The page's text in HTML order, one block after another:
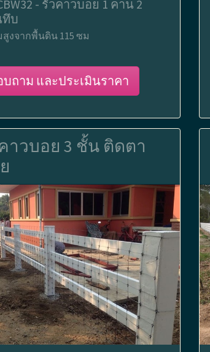
- รั้วคาวบอย 1 คาน 2
บ
งจากพื้นดิน 115 ซม
บถาม และประเมินราคา
าวบอย 3 ชั้น ติดตา